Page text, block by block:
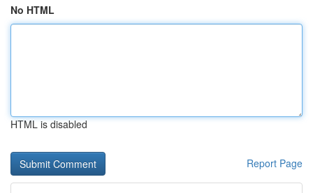
No HTML
HTML is disabled
Report Page